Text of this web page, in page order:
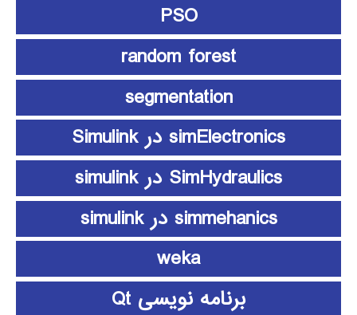
PSO
random forest
segmentation
simElectronics در Simulink
SimHydraulics در simulink
simmehanics در simulink
weka
برنامه نویسی Qt